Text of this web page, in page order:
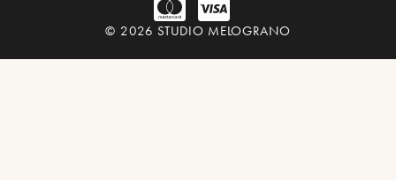
© 2026 STUDIO MELOGRANO